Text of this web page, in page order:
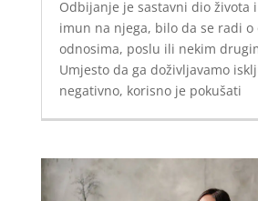
Odbijanje je sastavni dio života
imun na njega, bilo da se radi o
odnosima, poslu ili nekim
Umjesto da ga doživljavamo
negativno, korisno je pokušati